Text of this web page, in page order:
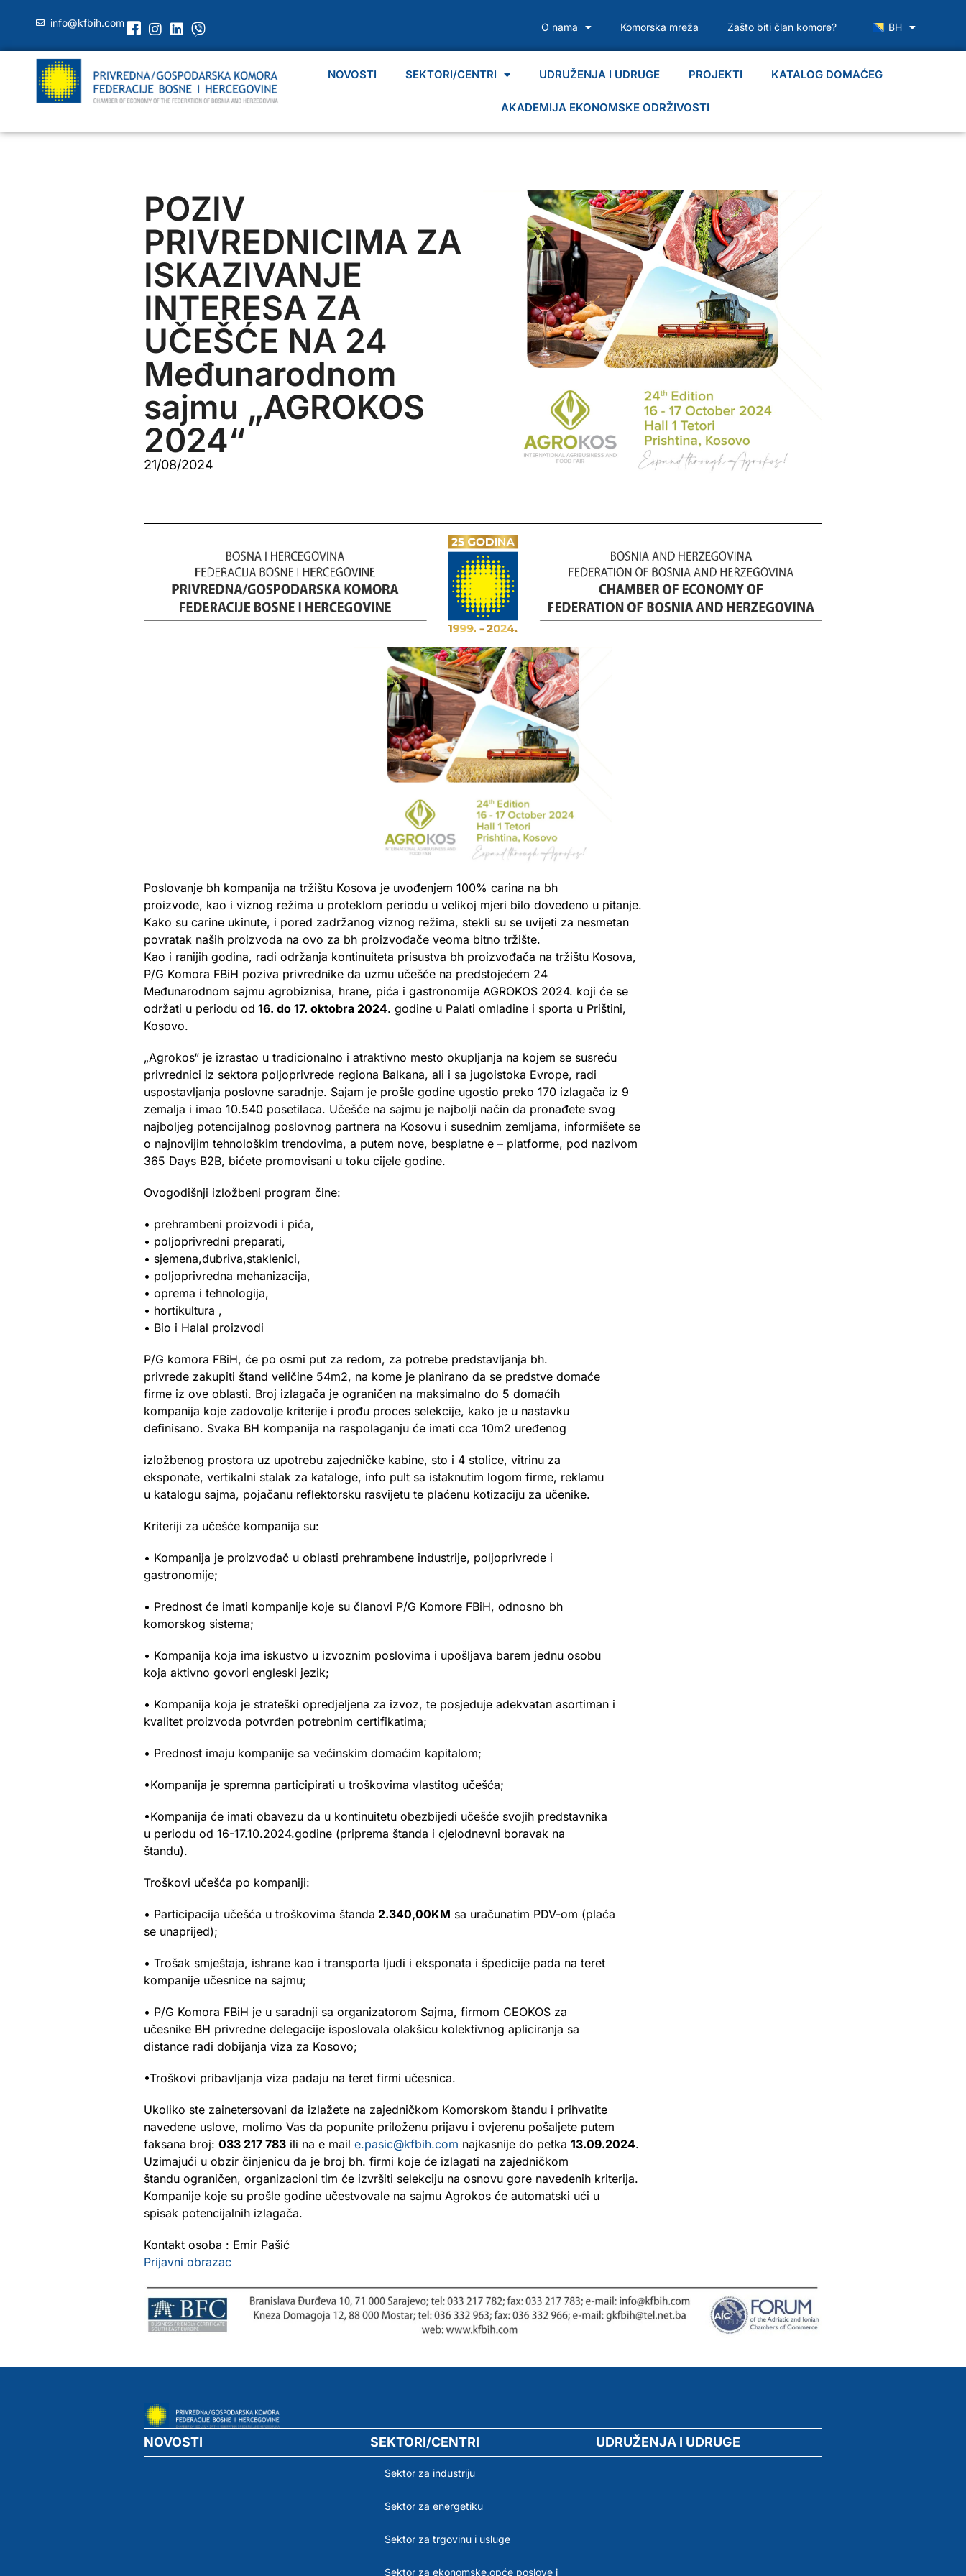
info@kfbih.com O nama Komorska mreža Zašto biti član komore? BH
NOVOSTI SEKTORI/CENTRI UDRUŽENJA I UDRUGE PROJEKTI KATALOG DOMAĆEG
AKADEMIJA EKONOMSKE ODRŽIVOSTI
POZIV
PRIVREDNICIMA ZA
ISKAZIVANJE
INTERESA ZA
UČEŠĆE NA 24
Međunarodnom
sajmu „AGROKOS
2024“
21/08/2024
Poslovanje bh kompanija na tržištu Kosova je uvođenjem 100% carina na bh
proizvode, kao i viznog režima u proteklom periodu u velikoj mjeri bilo dovedeno u pitanje.
Kako su carine ukinute, i pored zadržanog viznog režima, stekli su se uvijeti za nesmetan
povratak naših proizvoda na ovo za bh proizvođače veoma bitno tržište.
Kao i ranijih godina, radi održanja kontinuiteta prisustva bh proizvođača na tržištu Kosova,
P/G Komora FBiH poziva privrednike da uzmu učešće na predstojećem 24
Međunarodnom sajmu agrobiznisa, hrane, pića i gastronomije AGROKOS 2024. koji će se
održati u periodu od 16. do 17. oktobra 2024. godine u Palati omladine i sporta u Prištini,
Kosovo.
„Agrokos“ je izrastao u tradicionalno i atraktivno mesto okupljanja na kojem se susreću
privrednici iz sektora poljoprivrede regiona Balkana, ali i sa jugoistoka Evrope, radi
uspostavljanja poslovne saradnje. Sajam je prošle godine ugostio preko 170 izlagača iz 9
zemalja i imao 10.540 posetilaca. Učešće na sajmu je najbolji način da pronađete svog
najboljeg potencijalnog poslovnog partnera na Kosovu i susednim zemljama, informišete se
o najnovijim tehnološkim trendovima, a putem nove, besplatne e – platforme, pod nazivom
365 Days B2B, bićete promovisani u toku cijele godine.
Ovogodišnji izložbeni program čine:
• prehrambeni proizvodi i pića,
• poljoprivredni preparati,
• sjemena,đubriva,staklenici,
• poljoprivredna mehanizacija,
• oprema i tehnologija,
• hortikultura ,
• Bio i Halal proizvodi
P/G komora FBiH, će po osmi put za redom, za potrebe predstavljanja bh.
privrede zakupiti štand veličine 54m2, na kome je planirano da se predstve domaće
firme iz ove oblasti. Broj izlagača je ograničen na maksimalno do 5 domaćih
kompanija koje zadovolje kriterije i prođu proces selekcije, kako je u nastavku
definisano. Svaka BH kompanija na raspolaganju će imati cca 10m2 uređenog
izložbenog prostora uz upotrebu zajedničke kabine, sto i 4 stolice, vitrinu za
eksponate, vertikalni stalak za kataloge, info pult sa istaknutim logom firme, reklamu
u katalogu sajma, pojačanu reflektorsku rasvijetu te plaćenu kotizaciju za učenike.
Kriteriji za učešće kompanija su:
• Kompanija je proizvođač u oblasti prehrambene industrije, poljoprivrede i
gastronomije;
• Prednost će imati kompanije koje su članovi P/G Komore FBiH, odnosno bh
komorskog sistema;
• Kompanija koja ima iskustvo u izvoznim poslovima i upošljava barem jednu osobu
koja aktivno govori engleski jezik;
• Kompanija koja je strateški opredjeljena za izvoz, te posjeduje adekvatan asortiman i
kvalitet proizvoda potvrđen potrebnim certifikatima;
• Prednost imaju kompanije sa većinskim domaćim kapitalom;
•Kompanija je spremna participirati u troškovima vlastitog učešća;
•Kompanija će imati obavezu da u kontinuitetu obezbijedi učešće svojih predstavnika
u periodu od 16-17.10.2024.godine (priprema štanda i cjelodnevni boravak na
štandu).
Troškovi učešća po kompaniji:
• Participacija učešća u troškovima štanda 2.340,00KM sa uračunatim PDV-om (plaća
se unaprijed);
• Trošak smještaja, ishrane kao i transporta ljudi i eksponata i špedicije pada na teret
kompanije učesnice na sajmu;
• P/G Komora FBiH je u saradnji sa organizatorom Sajma, firmom CEOKOS za
učesnike BH privredne delegacije isposlovala olakšicu kolektivnog apliciranja sa
distance radi dobijanja viza za Kosovo;
•Troškovi pribavljanja viza padaju na teret firmi učesnica.
Ukoliko ste zainetersovani da izlažete na zajedničkom Komorskom štandu i prihvatite
navedene uslove, molimo Vas da popunite priloženu prijavu i ovjerenu pošaljete putem
faksana broj: 033 217 783 ili na e mail e.pasic@kfbih.com najkasnije do petka 13.09.2024.
Uzimajući u obzir činjenicu da je broj bh. firmi koje će izlagati na zajedničkom
štandu ograničen, organizacioni tim će izvršiti selekciju na osnovu gore navedenih kriterija.
Kompanije koje su prošle godine učestvovale na sajmu Agrokos će automatski ući u
spisak potencijalnih izlagača.
Kontakt osoba : Emir Pašić
Prijavni obrazac
NOVOSTI SEKTORI/CENTRI
Sektor za industriju
Sektor za energetiku
Sektor za trgovinu i usluge
Sektor za ekonomske,opće poslove i
UDRUŽENJA I UDRUGE